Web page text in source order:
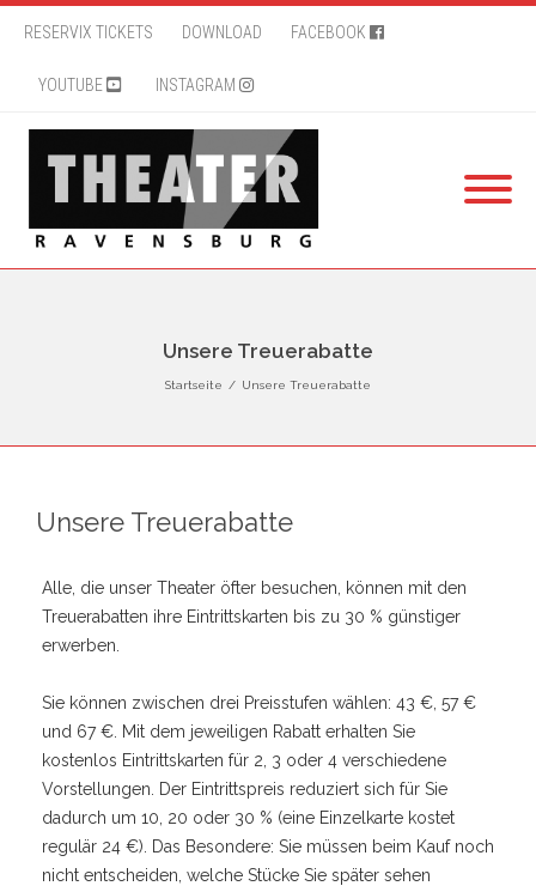
RESERVIX TICKETS DOWNLOAD FACEBOOK
YOUTUBE INSTAGRAM
Unsere Treuerabatte
Startseite / Unsere Treuerabatte
Unsere Treuerabatte
Alle, die unser Theater öfter besuchen, können mit den
Treuerabatten ihre Eintrittskarten bis zu 30 % günstiger
erwerben.
Sie können zwischen drei Preisstufen wählen: 43 €, 57 €
und 67 €. Mit dem jeweiligen Rabatt erhalten Sie
kostenlos Eintrittskarten für 2, 3 oder 4 verschiedene
Vorstellungen. Der Eintrittspreis reduziert sich für Sie
dadurch um 10, 20 oder 30 % (eine Einzelkarte kostet
regulär 24 €). Das Besondere: Sie müssen beim Kauf noch
nicht entscheiden, welche Stücke Sie später sehen